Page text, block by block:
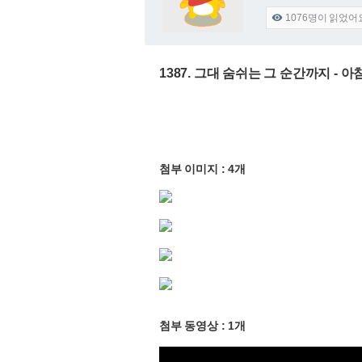
 1076명이 읽었어
1387. 그대 숨쉬는 그 순간까지 - 아
첨부 이미지 : 4개
첨부 동영상 : 1개